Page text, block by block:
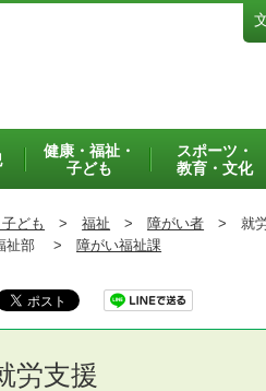
健康・福祉・
子ども
スポーツ・
教育・文化
ども > 福祉 > 障がい者 > 就
祉部 > 障がい福祉課
労支援